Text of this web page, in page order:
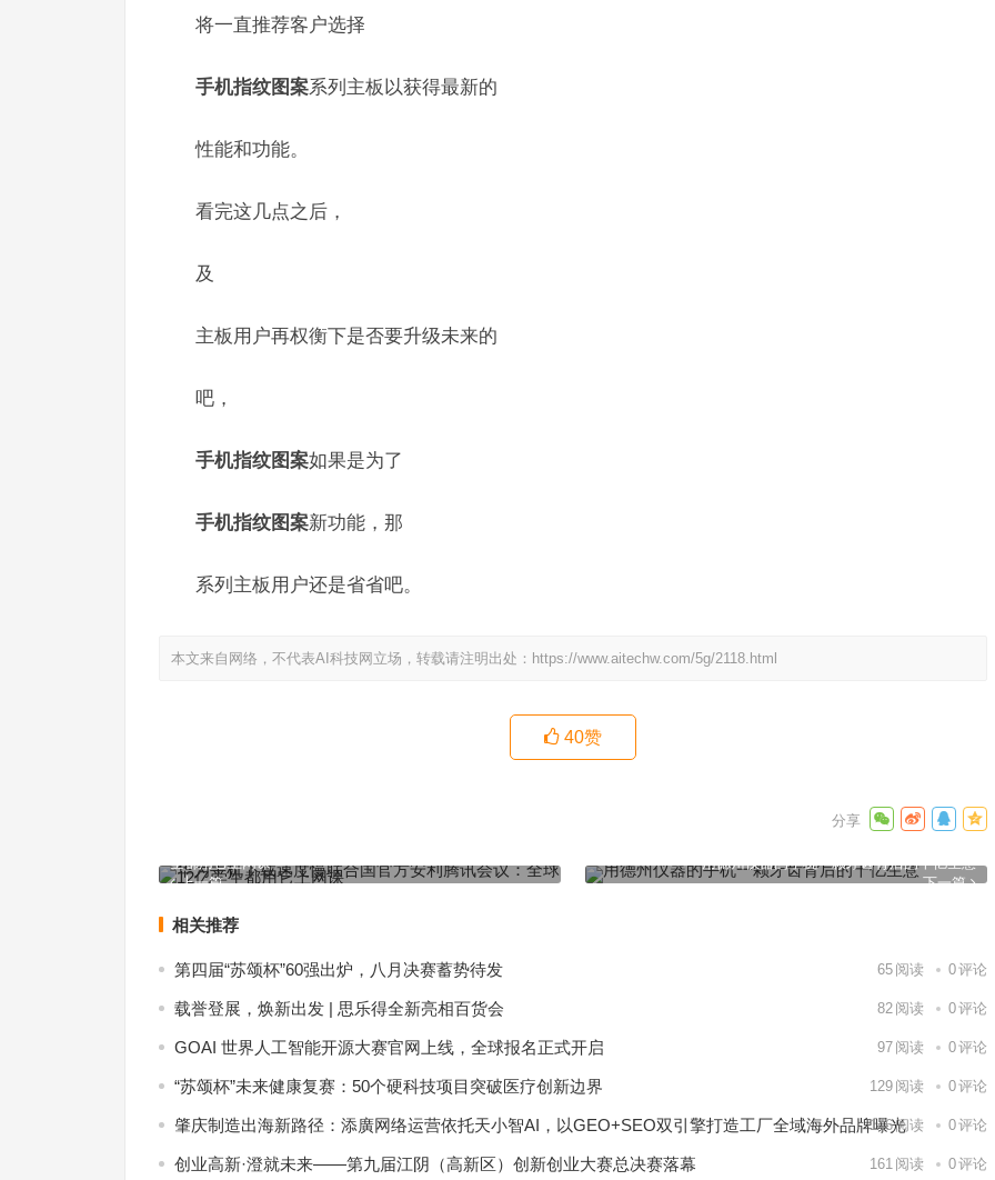
将一直推荐客户选择
手机指纹图案系列主板以获得最新的
性能和功能。
看完这几点之后，
及
主板用户再权衡下是否要升级未来的
吧，
手机指纹图案如果是为了
手机指纹图案新功能，那
系列主板用户还是省省吧。
本文来自网络，不代表AI科技网立场，转载请注明出处： https://www.aitechw.com/5g/2118.html
40赞
上一篇
生都用它上网课
下一篇
用德州仪器的手机一颗牙齿背后的千亿生意
相关推荐
第四届“苏颂杯”60强出炉，八月决赛蓄势待发 65 阅读 0评论
载誉登展，焕新出发 | 思乐得全新亮相百货会 82 阅读 0评论
GOAI 世界人工智能开源大赛官网上线，全球报名正式开启 97 阅读 0评论
“苏颂杯”未来健康复赛：50个硬科技项目突破医疗创新边界 129 阅读 0评论
肇庆制造出海新路径：添廣网络运营依托天小智AI，以GEO+SEO双引擎打造工厂全域海外品牌曝光
146阅读 0评论
创业高新·澄就未来——第九届江阴（高新区）创新创业大赛总决赛落幕 161 阅读 0评论